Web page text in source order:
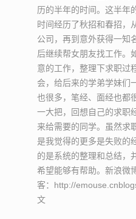
历的半年的时间。这半年
时间经历了秋招和春招，
公司，再到意外获得一知
后继续帮女朋友找工作。
意的工作，整理下求职过
会，给后来的学弟学妹们
也很多，笔经、面经也都
一大把，回想自己的求职
来给需要的同学。虽然求
是我觉得的更多是失败的
的是系统的整理和总结，
希望能够有帮助。新浪微
客：http://
文